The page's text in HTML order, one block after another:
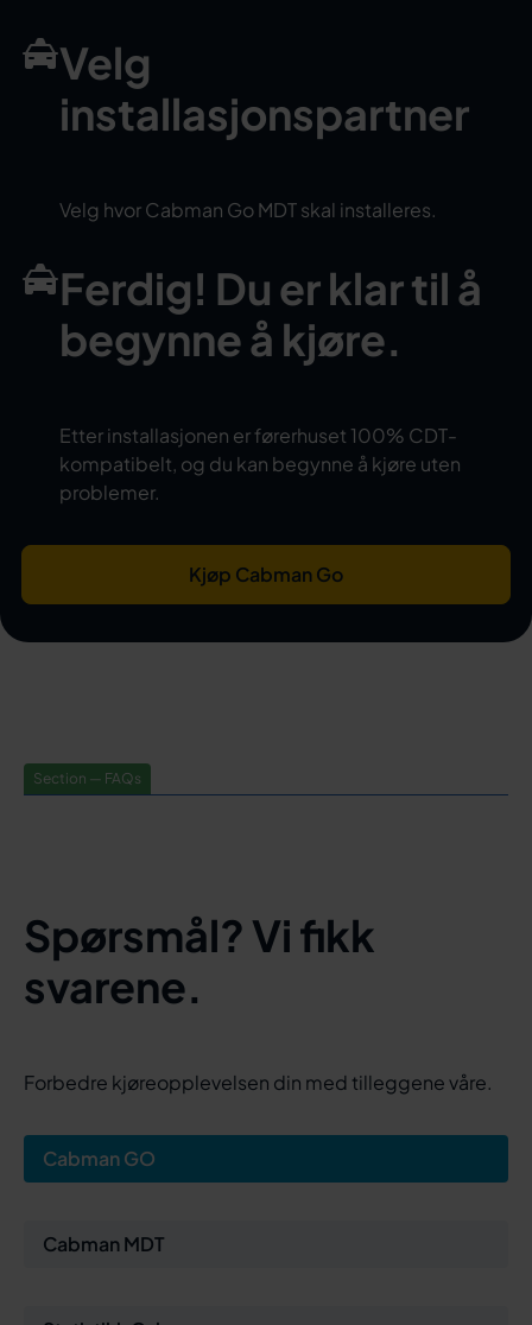
Velg
installasjonspartner
Velg hvor Cabman Go MDT skal installeres.
Ferdig! Du er klar til å
begynne å kjøre.
Etter installasjonen er førerhuset 100% CDT-
kompatibelt, og du kan begynne å kjøre uten
problemer.
Kjøp Cabman Go
Section — FAQs
Spørsmål? Vi fikk
svarene.
Forbedre kjøreopplevelsen din med tilleggene våre.
Cabman GO
Cabman MDT